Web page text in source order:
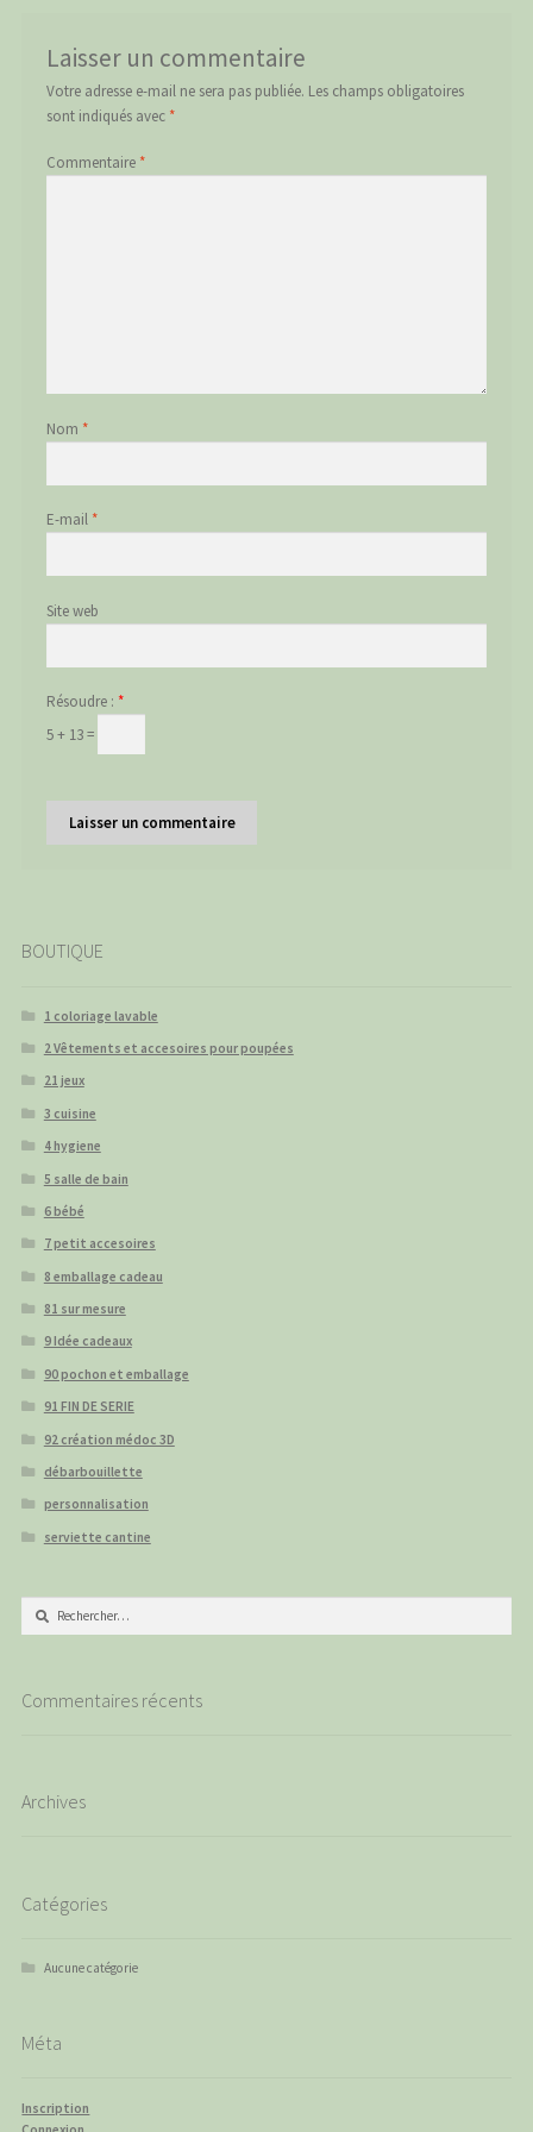
Laisser un commentaire
Votre adresse e-mail ne sera pas publiée. Les champs obligatoires
sont indiqués avec *
Commentaire *
Nom *
E-mail *
Site web
Résoudre : *
5 + 13 =
BOUTIQUE
1 coloriage lavable
2 Vêtements et accesoires pour poupées
21 jeux
3 cuisine
4 hygiene
5 salle de bain
6 bébé
7 petit accesoires
8 emballage cadeau
81 sur mesure
9 Idée cadeaux
90 pochon et emballage
91 FIN DE SERIE
92 création médoc 3D
débarbouillette
personnalisation
serviette cantine
Rechercher :
Commentaires récents
Archives
Catégories
Aucune catégorie
Méta
Inscription